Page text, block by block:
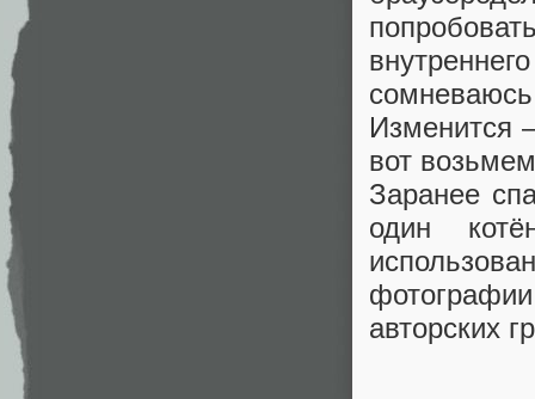
Изменится
вот
Заранее
один
авторских